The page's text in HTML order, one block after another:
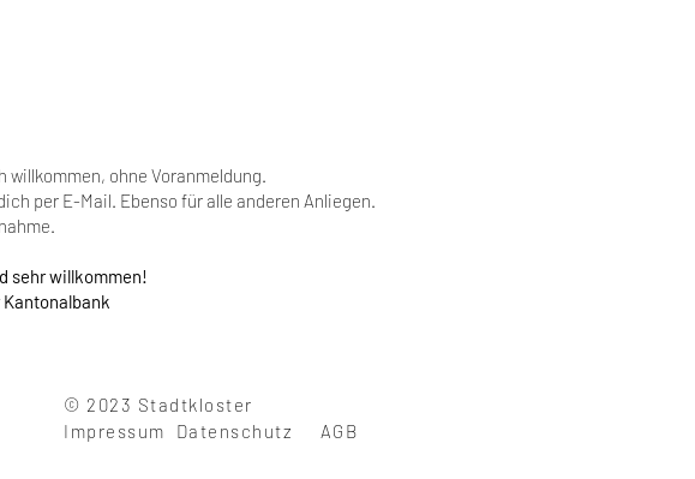
ohne Voranmeldung.
per E-Mail. Ebenso für alle anderen Anliegen.
sehr willkommen!
Kantonalbank
© 2023 Stadtkloster
Impressum Datenschutz AGB